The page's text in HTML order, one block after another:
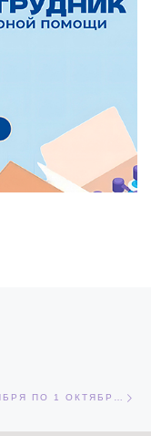
АФИША МЕРОПРИЯТИЙ ЦМИ С 25 СЕНТЯБРЯ ПО 1 ОКТЯБРЯ 2023